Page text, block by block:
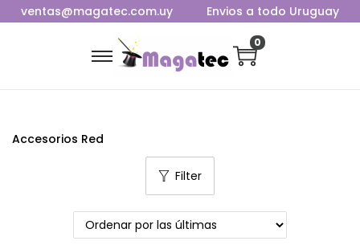
ventas@magatec.com.uy Envios a todo Uruguay
0
Accesorios Red
Filter